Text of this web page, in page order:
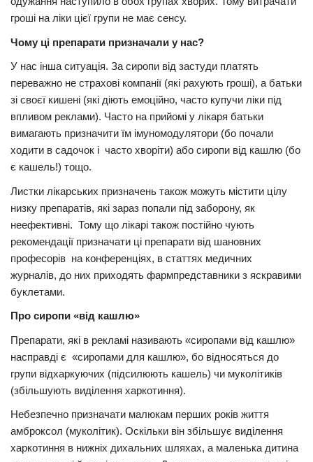
гроші на ліки цієї групи не має сенсу.
Чому ці препарати призначали у нас?
У нас інша ситуація. За сиропи від застуди платять
переважно не страхові компанії (які рахують гроші), а батьки
зі своєї кишені (які діють емоційно, часто купучи ліки під
впливом реклами). Часто на прийомі у лікаря батьки
вимагають призначити їм імуномодулятори (бо почали
ходити в садочок і часто хворіти) або сиропи від кашлю (бо
є кашель!) тощо.
Листки лікарських призначень також можуть містити цілу
низку препаратів, які зараз попали під заборону, як
неефективні. Тому що лікарі також постійно чують
рекомендації призначати ці препарати від шановних
професорів на конференціях, в статтях медичних
журналів, до них приходять фармпредставники з яскравими
буклетами.
Про сиропи «від кашлю»
Препарати, які в рекламі називають «сиропами від кашлю»
насправді є «сиропами для кашлю», бо відносяться до
групи відхаркуючих (підсилюють кашель) чи муколітиків
(збільшують виділення харкотиння).
Небезпечно призначати малюкам перших років життя
амброксол (муколітик). Оскільки він збільшує виділення
харкотиння в нижніх дихальних шляхах, а маленька дитина